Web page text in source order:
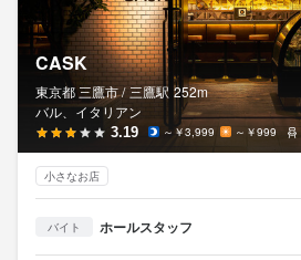
CASK
東京都 三鷹市 / 三鷹駅 252m
バル、イタリアン
3.19 ～￥3,999 ～￥999
小さなお店
バイト ホールスタッフ